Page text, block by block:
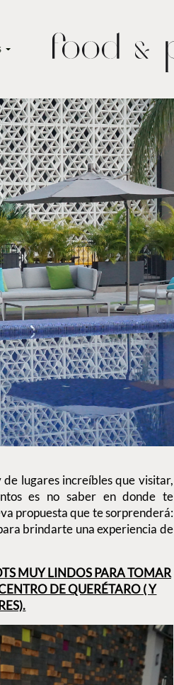
lugares increíbles que visitar,
es no saber en donde te
propuesta que te sorprenderá:
brindarte una experiencia de
MUY LINDOS PARA TOMAR
DE QUERÉTARO ( Y